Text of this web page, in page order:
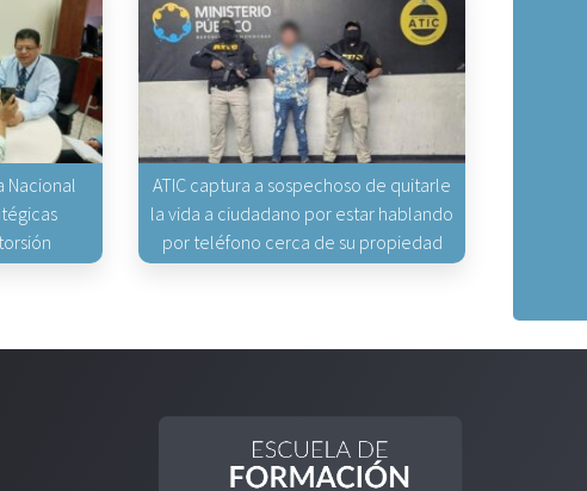
Nacional
ATIC captura a sospechoso de quitarle
la vida a ciudadano por estar hablando
por teléfono cerca de su propiedad